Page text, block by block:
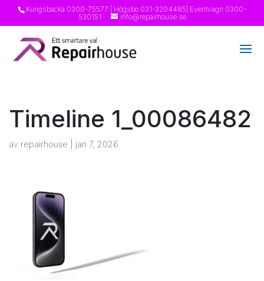
Kungsbacka 0300-75577 | Högsbo 031-3204485 | Eventvagn 0300-
530151
info@repairhouse.se
Timeline 1_00086482
av repairhouse jan 7, 2026